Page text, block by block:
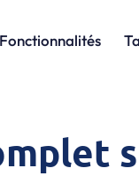
Fonctionnalités